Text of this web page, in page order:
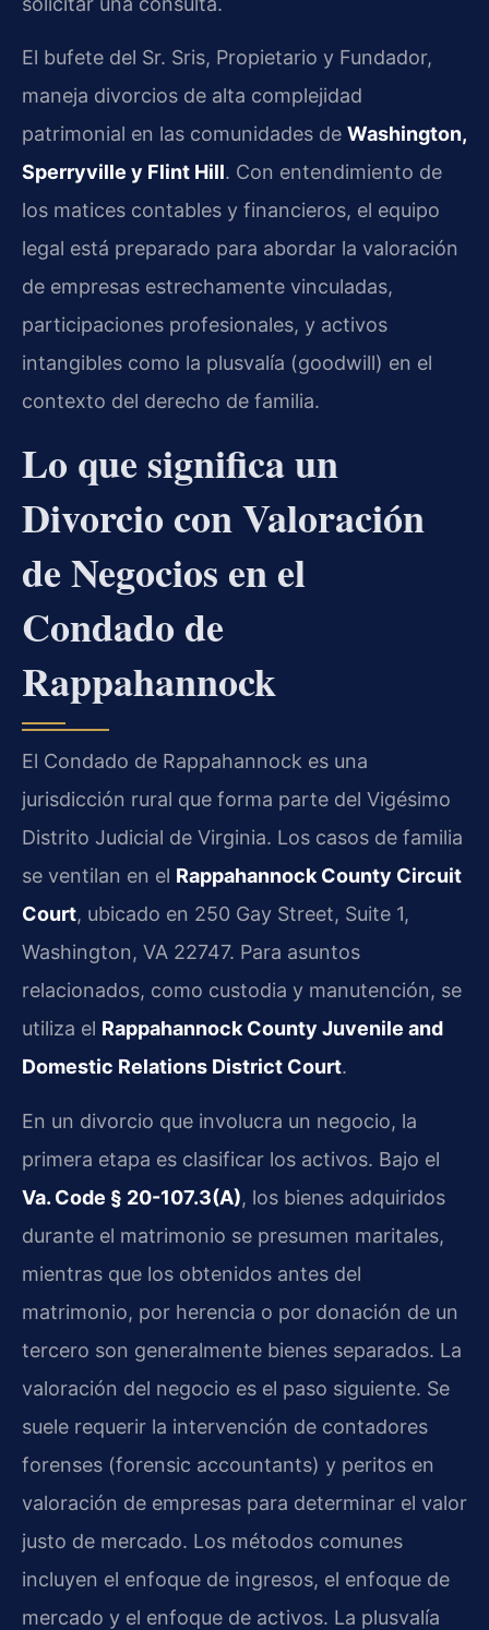
El bufete del Sr. Sris, Propietario y Fundador,
maneja divorcios de alta complejidad
patrimonial en las comunidades de Washington,
Sperryville y Flint Hill. Con entendimiento de
los matices contables y financieros, el equipo
legal está preparado para abordar la valoración
de empresas estrechamente vinculadas,
participaciones profesionales, y activos
intangibles como la plusvalía (goodwill) en el
contexto del derecho de familia.
Lo que significa un
Divorcio con Valoración
de Negocios en el
Condado de
Rappahannock
El Condado de Rappahannock es una
jurisdicción rural que forma parte del Vigésimo
Distrito Judicial de Virginia. Los casos de familia
se ventilan en el Rappahannock County Circuit
Court, ubicado en 250 Gay Street, Suite 1,
Washington, VA 22747. Para asuntos
relacionados, como custodia y manutención, se
utiliza el Rappahannock County Juvenile and
Domestic Relations District Court.
En un divorcio que involucra un negocio, la
primera etapa es clasificar los activos. Bajo el
Va. Code § 20-107.3(A), los bienes adquiridos
durante el matrimonio se presumen maritales,
mientras que los obtenidos antes del
matrimonio, por herencia o por donación de un
tercero son generalmente bienes separados. La
valoración del negocio es el paso siguiente. Se
suele requerir la intervención de contadores
forenses (forensic accountants) y peritos en
valoración de empresas para determinar el valor
justo de mercado. Los métodos comunes
incluyen el enfoque de ingresos, el enfoque de
mercado y el enfoque de activos. La plusvalía